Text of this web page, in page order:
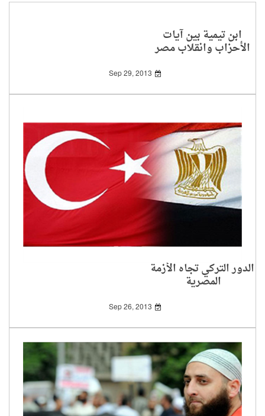
ابن تيمية بين آيات
الأحزاب وانقلاب مصر
Sep 29, 2013
الدور التركي تجاه الأزمة
المصرية‎ ‎
Sep 26, 2013